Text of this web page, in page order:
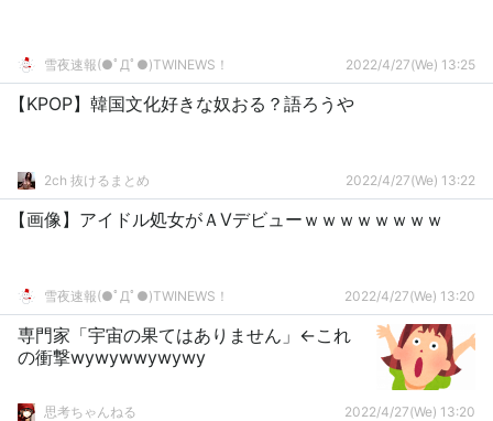
雪夜速報(●ﾟДﾟ●)TWINEWS！ 2022/4/27(We) 13:25
【KPOP】韓国文化好きな奴おる？語ろうや
2ch 抜けるまとめ 2022/4/27(We) 13:22
【画像】アイドル処女がＡVデビューｗｗｗｗｗｗｗｗ
雪夜速報(●ﾟДﾟ●)TWINEWS！ 2022/4/27(We) 13:20
専門家「宇宙の果てはありません」←これ
の衝撃wywywwywywy
思考ちゃんねる 2022/4/27(We) 13:20